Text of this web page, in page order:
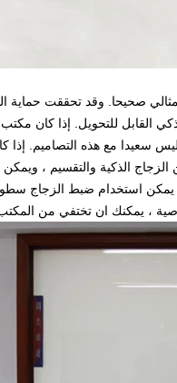
صحيحا. وقد تحققت
القابل للتحويل. إذا كان
سعيدا مع هذه التصاميم. إذا
الذكية والتقسيم ،
يمكن استخدام ضبط الزجاج
، يمكنك ان تختفي من المكتب